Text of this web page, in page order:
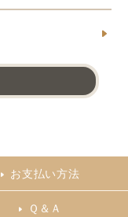
お支払い方法
Ｑ＆Ａ